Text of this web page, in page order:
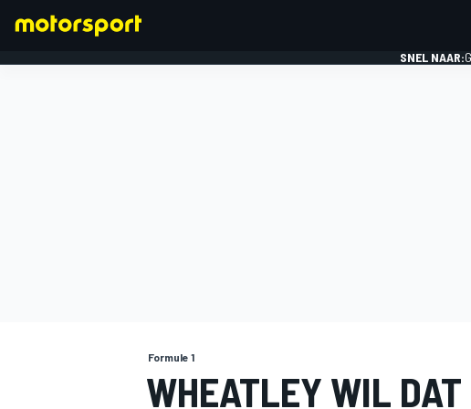
SNEL NAAR:
Formule 1
WHEATLEY WIL